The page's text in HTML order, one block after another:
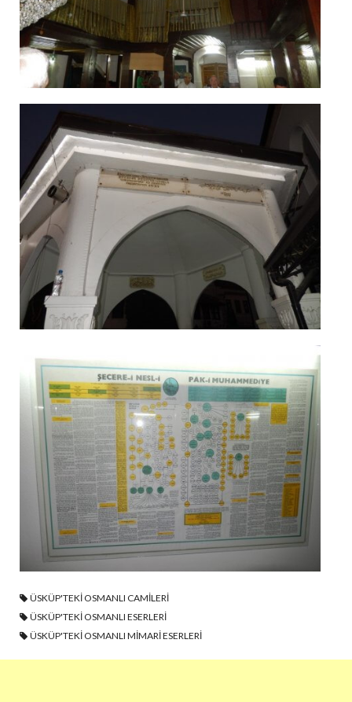
ÜSKÜP'TEKI OSMANLI CAMILERI
ÜSKÜP'TEKI OSMANLI ESERLERI
ÜSKÜP'TEKI OSMANLI MIMARI ESERLERI